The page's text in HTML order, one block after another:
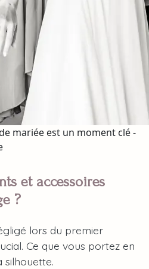
mariée est un moment clé -
et accessoires
?
lors du premier
Ce que vous portez en
silhouette.